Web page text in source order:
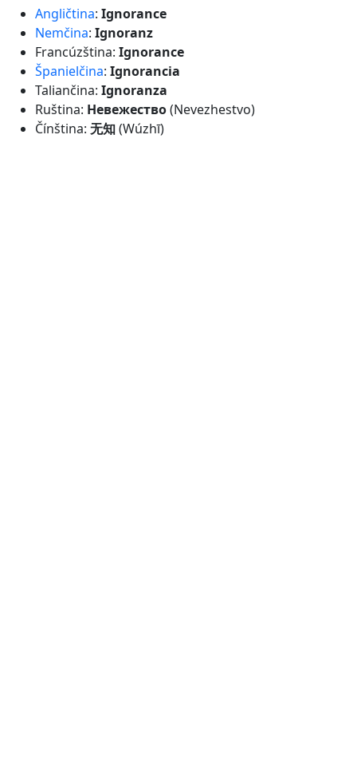
Angličtina: Ignorance
Nemčina: Ignoranz
Francúzština: Ignorance
Španielčina: Ignorancia
Taliančina: Ignoranza
Ruština: Невежество(Nevezhestvo)
Čínština: 无知(Wúzhī)